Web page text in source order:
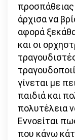
προσπάθειας
άρχισα να
αφορά
και οι
γίνεται με
παιδιά και
πολυτέλεια
Εννοείται
που κάνω